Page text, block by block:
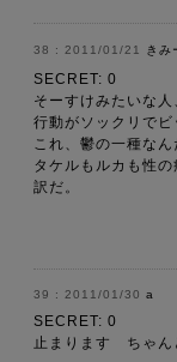
2011/01/21 きみ
SECRET: 0
そーすけみたいな
行動がソックリでビ
これ、鬱の一種なん
タケルもルカも性
訳だ。
2011/01/30 a
SECRET: 0
止まります ちゃん